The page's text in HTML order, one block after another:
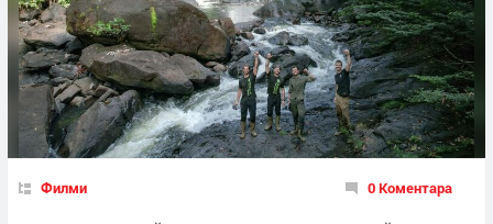
Филми 0 Коментара